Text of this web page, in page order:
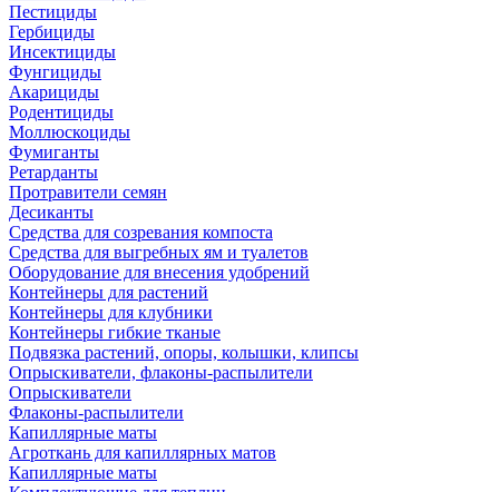
Пестициды
Гербициды
Инсектициды
Фунгициды
Акарициды
Родентициды
Моллюскоциды
Фумиганты
Ретарданты
Протравители семян
Десиканты
Средства для созревания компоста
Средства для выгребных ям и туалетов
Оборудование для внесения удобрений
Контейнеры для растений
Контейнеры для клубники
Контейнеры гибкие тканые
Подвязка растений, опоры, колышки, клипсы
Опрыскиватели, флаконы-распылители
Опрыскиватели
Флаконы-распылители
Капиллярные маты
Агроткань для капиллярных матов
Капиллярные маты